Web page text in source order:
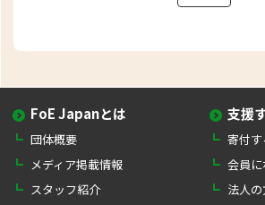
FoE Japanとは
団体概要
メディア掲載情報
スタッフ紹介
支援
寄付す
会員に
法人